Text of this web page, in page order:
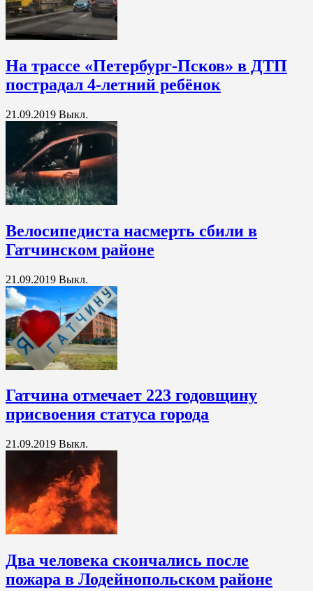
На трассе «Петербург-Псков» в ДТП
пострадал 4-летний ребёнок
21.09.2019 Выкл.
Велосипедиста насмерть сбили в
Гатчинском районе
21.09.2019 Выкл.
Гатчина отмечает 223 годовщину
присвоения статуса города
21.09.2019 Выкл.
Два человека скончались после
пожара в Лодейнопольском районе